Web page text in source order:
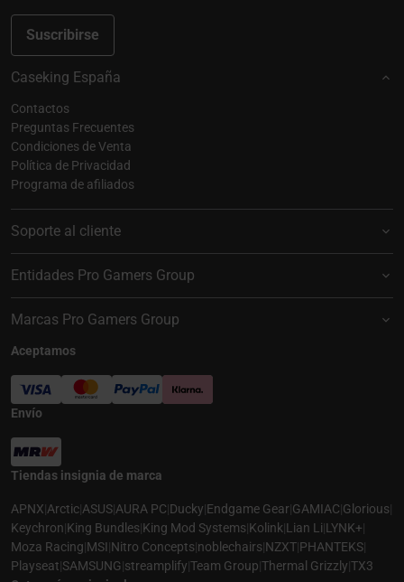
Suscribirse
Caseking España
Contactos
Preguntas Frecuentes
Condiciones de Venta
Política de Privacidad
Programa de afiliados
Soporte al cliente
Entidades Pro Gamers Group
Marcas Pro Gamers Group
Aceptamos
Envío
Tiendas insignia de marca
APNX|Arctic|ASUS|AURA PC|Ducky|Endgame Gear|GAMIAC|Glorious|
Keychron|King Bundles|King Mod Systems|Kolink|Lian Li|LYNK+|
Moza Racing|MSI|Nitro Concepts|noblechairs|NZXT|PHANTEKS|
Playseat|SAMSUNG|streamplify|Team Group|Thermal Grizzly|TX3